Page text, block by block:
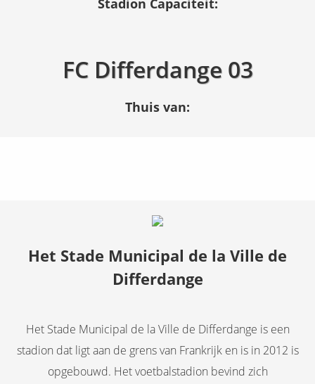
Stadion Capaciteit:
FC Differdange 03
Thuis van:
Het Stade Municipal de la Ville de
Differdange
Het Stade Municipal de la Ville de Differdange is een
stadion dat ligt aan de grens van Frankrijk en is in 2012 is
opgebouwd. Het voetbalstadion bevind zich